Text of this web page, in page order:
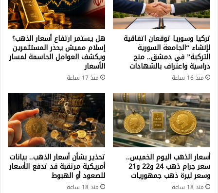
تركيا وسوريا توقعان اتفاقية
لإنشاء “الجامعة السورية
التركية” في دمشق.. منح
دراسية واعتراف بالشهادات
منذ 16 ساعة
هل يستمر ارتفاع أسعار الذهب؟
إسلام مميش يحذر المستثمرين
ويكشف العوامل الحاسمة لمسار
الأسعار
منذ 17 ساعة
أسعار الذهب اليوم الخميس..
سعر جرام ذهب 24 و22 و21
وسعر ليرة ذهب جمهوريات
منذ 18 ساعة
تحذير بشأن أسعار الذهب.. بيانات
أمريكية مرتقبة قد تدفع الأسعار
للصعود أو الهبوط
منذ 18 ساعة